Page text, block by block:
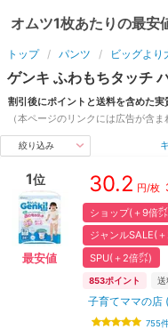
オムツ1枚あたりの最安
トップ パンツ ビッグより
ゲンキ ふわもちタッチ
割引後にポイントと送料を含めた実
（本ページのリンクには広告が含ま
絞り込み
1位
最安値
30.2 円/枚
ショップ(＋9倍
ジャンルSALE(
SPU(＋2倍㌽)
853ポイント 送
子育てママの店
755